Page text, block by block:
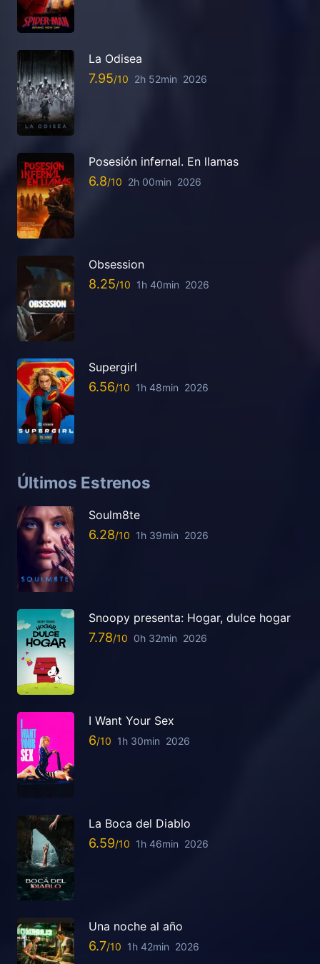
La Odisea
7.95 2h 52min 2026
Posesión infernal. En llamas
6.8 2h 00min 2026
Obsession
8.25 1h 40min 2026
Supergirl
6.56 1h 48min 2026
Últimos Estrenos
Soulm8te
6.28 1h 39min 2026
Snoopy presenta: Hogar, dulce hogar
7.78 0h 32min 2026
I Want Your Sex
6 1h 30min 2026
La Boca del Diablo
6.59 1h 46min 2026
Una noche al año
6.7 1h 42min 2026